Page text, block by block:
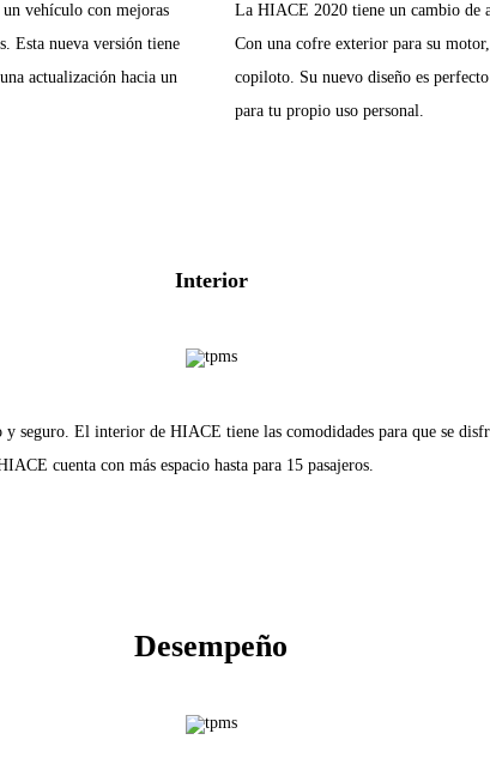
vehículo con mejoras
Esta nueva versión tiene
actualización hacia un
La HIACE 2020 tiene un cambio de
Con una cofre exterior para su
copiloto. Su nuevo diseño es
para tu propio uso personal.
Interior
seguro. El interior de HIACE tiene las comodidades para que se
cuenta con más espacio hasta para 15 pasajeros.
Desempeño